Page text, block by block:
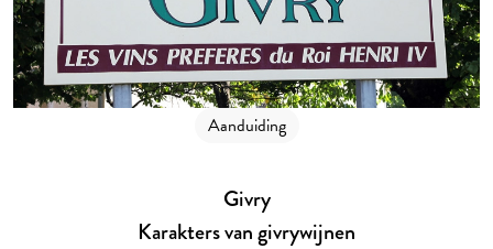
Aanduiding
Givry
Karakters van givrywijnen